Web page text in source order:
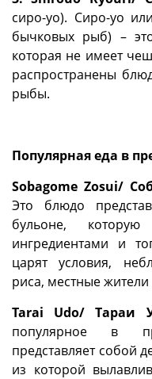
сиро-уо). Сиро-уо
бычковых рыб) –
которая не имеет
распространены
рыбы.
Популярная еда в
Sobagome Zosui/
Это блюдо
бульоне,
ингредиентами и
царят условия,
риса, местные
Tarai Udo/ Тараи
популярное в
представляет собой
из которой